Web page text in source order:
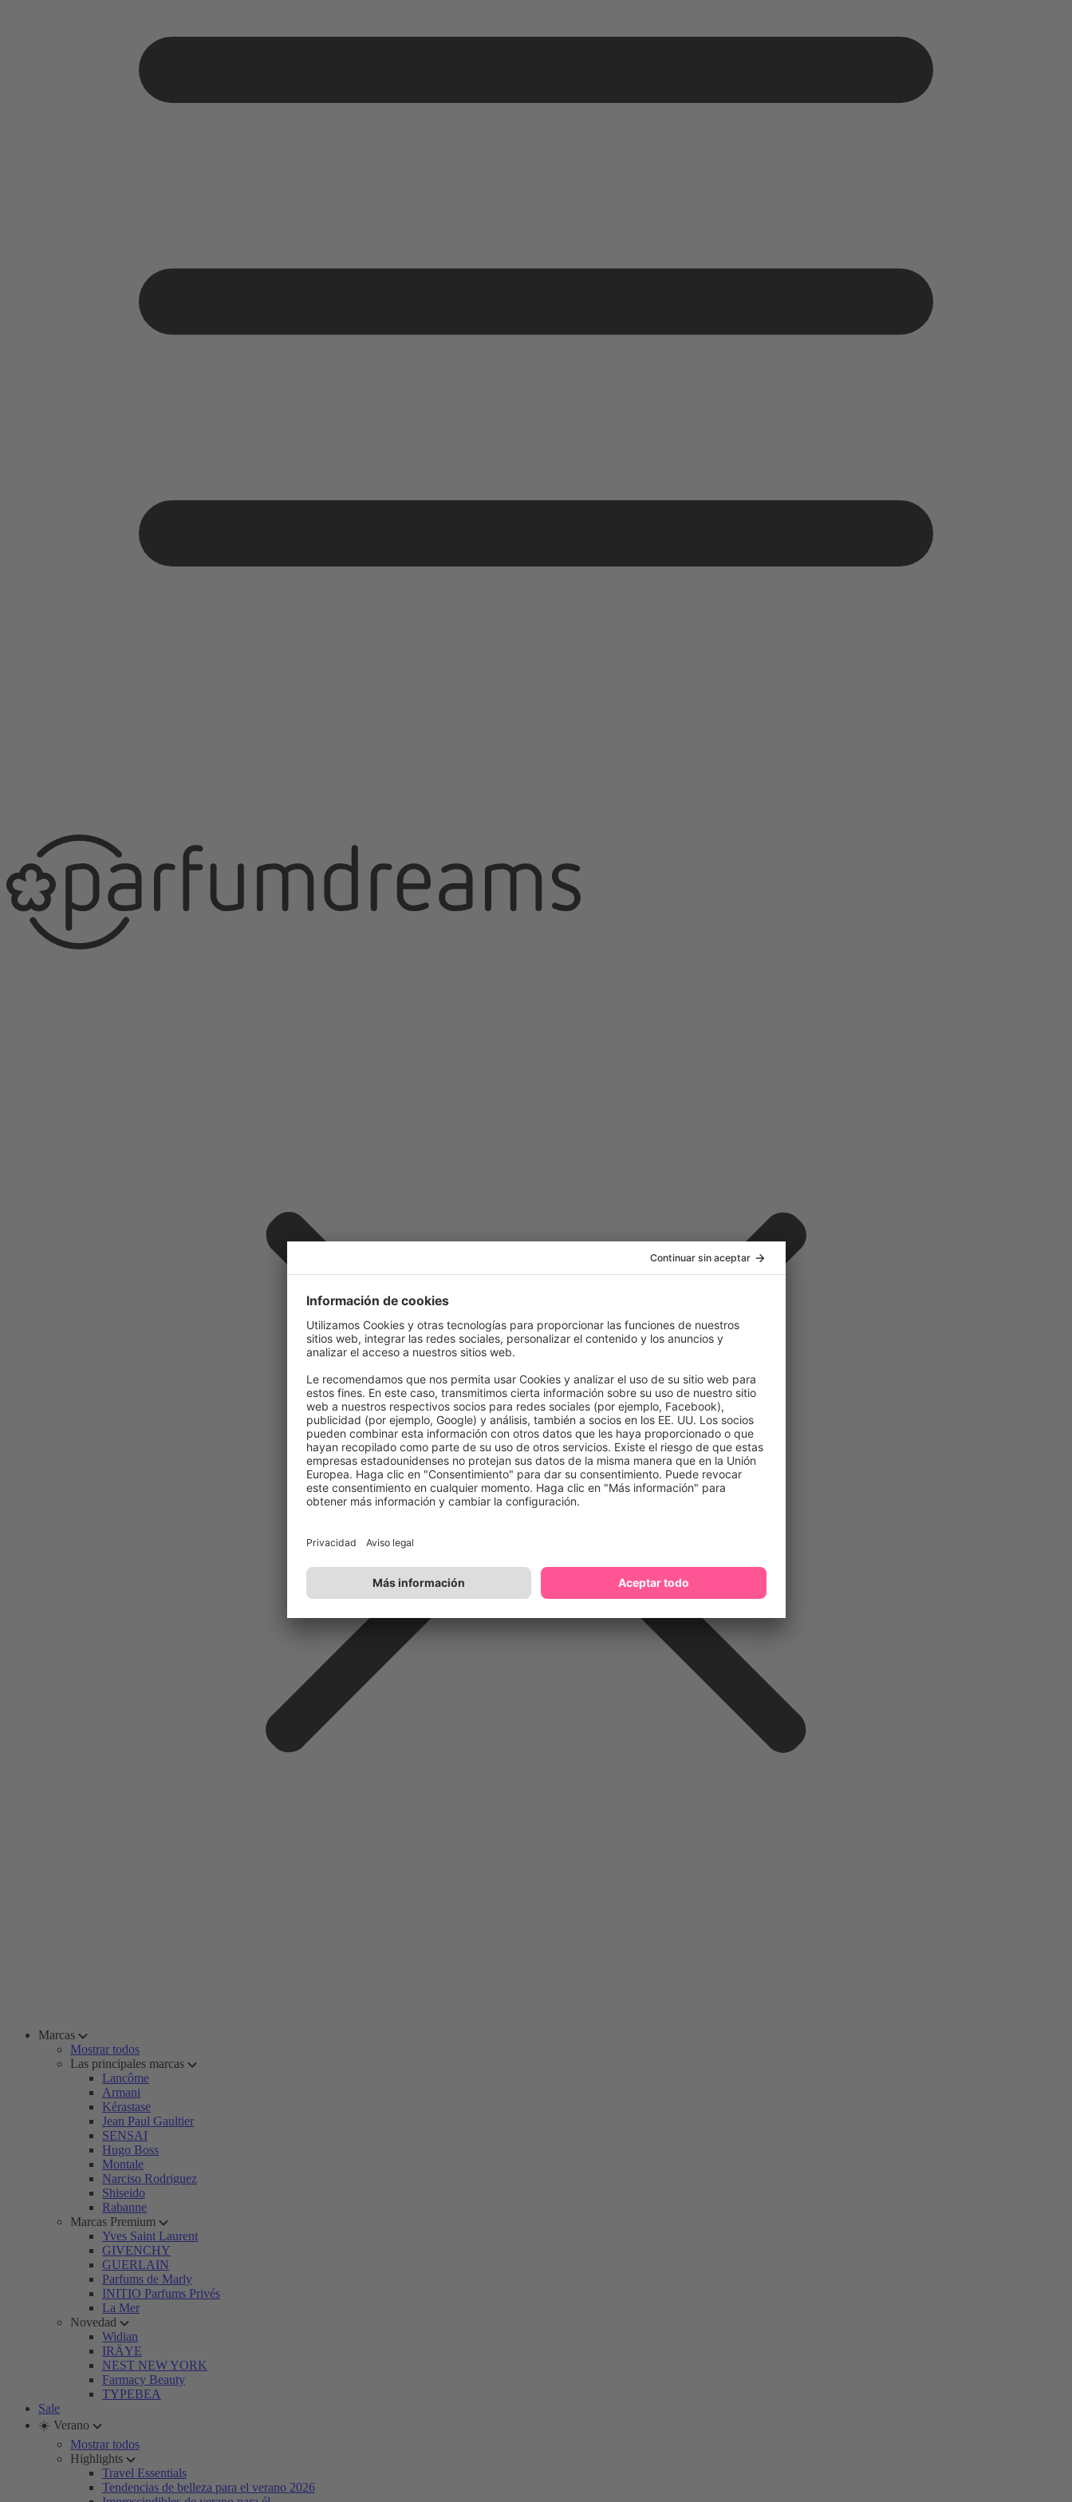
Marcas
Mostrar todos
Las principales marcas
Lancôme
Armani
Kérastase
Jean Paul Gaultier
SENSAI
Hugo Boss
Montale
Narciso Rodriguez
Shiseido
Rabanne
Marcas Premium
Yves Saint Laurent
GIVENCHY
GUERLAIN
Parfums de Marly
INITIO Parfums Privés
La Mer
Novedad
Widian
IRÄYE
NEST NEW YORK
Farmacy Beauty
TYPEBEA
Sale
☀️ Verano
Mostrar todos
Highlights
Travel Essentials
Tendencias de belleza para el verano 2026